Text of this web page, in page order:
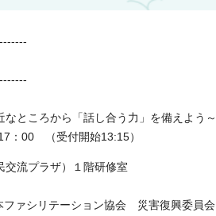
ところから「話し合う力」を備えよう～
：00 （受付開始13:15）
交流プラザ）１階研修室
ファシリテーション協会 災害復興委員会